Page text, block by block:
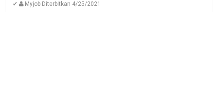
✔ Myjob Diterbitkan 4/25/2021